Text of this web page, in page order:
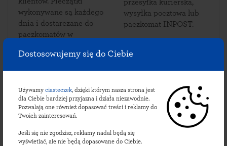
Dostosowujemy się do Ciebie
Używamy ciasteczek, dzięki którym nasza strona jest
dla Ciebie bardziej przyjazna i działa niezawodnie.
Pozwalają one również dopasować treści i reklamy do
Twoich zainteresowań.
Jeśli się nie zgodzisz, reklamy nadal będą się
wyświetlać, ale nie będą dopasowane do Ciebie.
wykonywane są każdego
dnia i dostarczane do
paczkomatów w
przesyłka kurierska,
wysyłka pocztowa lub
paczkomat INPOST.
Sprawdź lokalizacje
dobieszczyźniańskich
paczkomatów: